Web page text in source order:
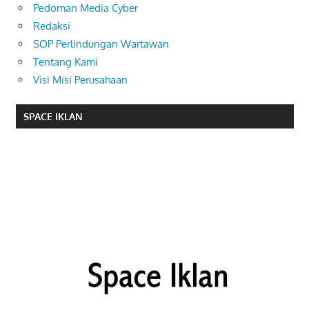
Pedoman Media Cyber
Redaksi
SOP Perlindungan Wartawan
Tentang Kami
Visi Misi Perusahaan
SPACE IKLAN